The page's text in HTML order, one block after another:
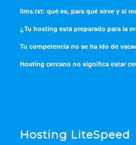
llms.txt: qué es, para qué sirve y si
¿Tu hosting está preparado para la
Tu competencia no se ha ido de
Hosting cercano no significa estar
Hosting LiteSpeed